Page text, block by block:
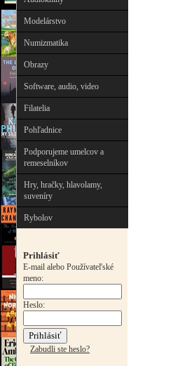
Modelárstvo
Numizmatika
Obrazy
Software, audio, video
Filatelia
Pohľadnice
Podporujeme umelcov a
remeselníkov
Hry, hračky, hlavolamy,
suveníry
Rybolov
Prihlásiť
E-mail alebo Používateľské
meno:
Heslo:
Zabudli ste heslo?